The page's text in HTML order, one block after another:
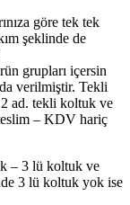
göre tek tek
şeklinde de
grupları içersin
verilmiştir. Tekli
2 ad. tekli koltuk ve
– KDV hariç
– 3 lü koltuk ve
3 lü koltuk yok ise